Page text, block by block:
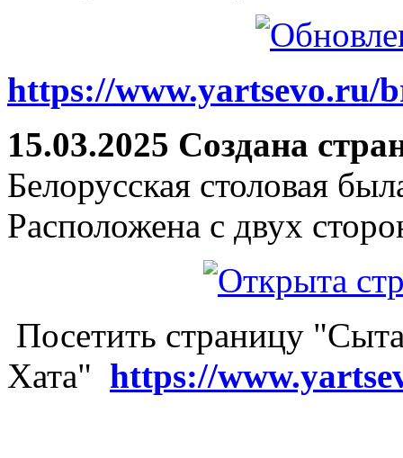
https://www.yartsevo.ru/
15.03.2025 Создана
Белорусская столовая
Расположена с двух
Посетить страницу
Хата" https://